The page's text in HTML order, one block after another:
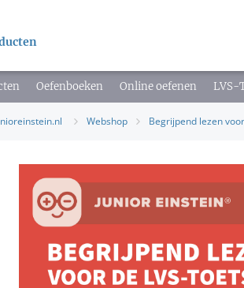
Oefenboeken Online oefenen LVS-
Webshop Begrijpend lezen